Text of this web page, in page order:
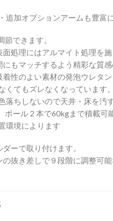
追加オプションアームも豊
できます。
処理にはアルマイト処理を
もマッチするよう精彩な質感
性のよい素材の発泡ウレタ
くてもズレなくなっています。
落ちしないので天井・床を汚
ール２本で60kgまで積載可
環境によります
ーで取り付けます。
抜き差しで９段階に調整可